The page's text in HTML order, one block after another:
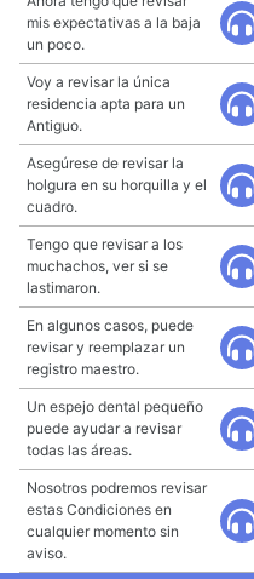
mis expectativas a la baja
un poco.
Voy a revisar la única
residencia apta para un
Antiguo.
Asegúrese de revisar la
holgura en su horquilla y el
cuadro.
Tengo que revisar a los
muchachos, ver si se
lastimaron.
En algunos casos, puede
revisar y reemplazar un
registro maestro.
Un espejo dental pequeño
puede ayudar a revisar
todas las áreas.
Nosotros podremos revisar
estas Condiciones en
cualquier momento sin
aviso.